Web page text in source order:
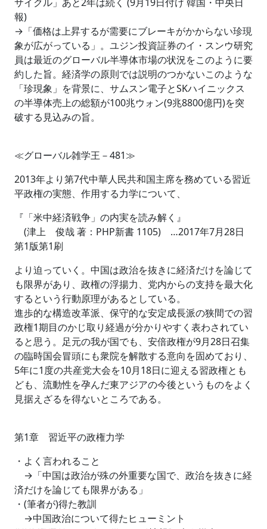
サイクル」あと2年は続く (9月19日付け 韓国・中央日
報)
→「価格は上昇するが需要にブレーキがかからない珍現
象が広がっている」。ユジン投資証券のイ・スンウ研究
員は最近のグローバル半導体市場の状況をこのように要
約した旨。経済学の原則では説明のつかないこのような
「珍現象」を背景に、サムスン電子とSKハイニックス
の半導体売上の総額が100兆ウォン(9兆8800億円)を突
破する見込みの旨。
≪グローバル雑学王－481≫
2013年より第7代中華人民共和国主席を務めている習近
平政権の実態、作用する力学について、
『「米中経済戦争」の内実を読み解く』
(津上 俊哉 著：PHP新書 1105) …2017年7月28日
第1版第1刷
より迫っていく。中国は政治を抜きに経済だけを論じて
も限界があり、政権の浮揚力、党内からの支持を最大化
するという行動原理があるとしている。
進歩的な構造改革派、保守的な安定成長派の狭間での習
政権1期目のかじ取り経過が分かりやすく表わされてい
ると思う。足元の我が国でも、安倍政権が9月28日召集
の臨時国会冒頭にも衆院を解散する意向を固めており、
5年に1度の共産党大会を10月18日に迎える習政権とも
ども、流動性を孕んだ東アジアの今後というものをよく
見据えざるを得ないところである。
第1章 習近平の政権力学
・よく言われること
→「中国は政治が殊の外重要な国で、政治を抜きに経
済だけを論じても限界がある」
・(筆者が)得た教訓
→中国政治について得たヒューミント